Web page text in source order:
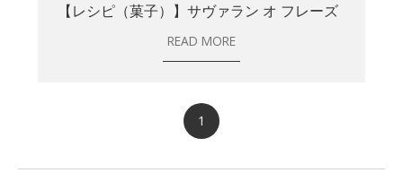
【レシピ（菓子）】サヴァラン オ フレーズ
READ MORE
1